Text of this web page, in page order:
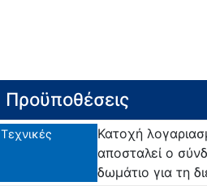
Προϋποθέσεις
Τεχνικές
Κατοχή
αποσταλεί ο
δωμάτιο για τη